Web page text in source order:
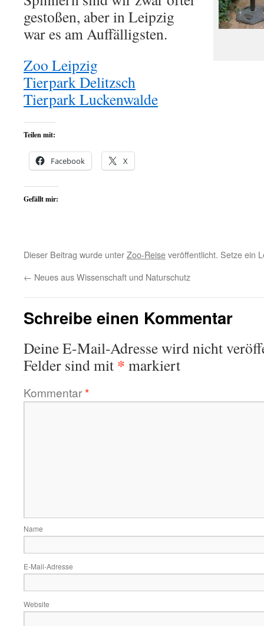
gestoßen, aber in Leipzig
war es am Auffälligsten.
Zoo Leipzig
Tierpark Delitzsch
Tierpark Luckenwalde
Teilen mit:
Facebook X
Gefällt mir:
Dieser Beitrag wurde unterZoo-Reiseveröffentlicht. Setze ein
← Neues aus Wissenschaft und Naturschutz
Schreibe einen Kommentar
Deine E-Mail-Adresse wird nicht
Felder sind mit * markiert
Kommentar*
Name
E-Mail-Adresse
Website